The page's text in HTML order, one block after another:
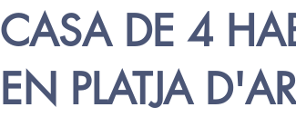
CASA DE 4
EN PLATJA